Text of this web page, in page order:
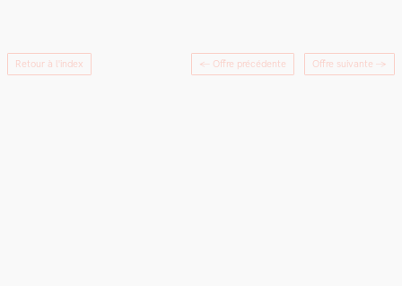
Retour à l'index ← Offre précédente Offre suivante →